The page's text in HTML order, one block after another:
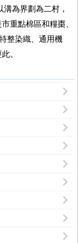
為界劃為二村，
重點棉區和糧棗、
整染織、通用機
。